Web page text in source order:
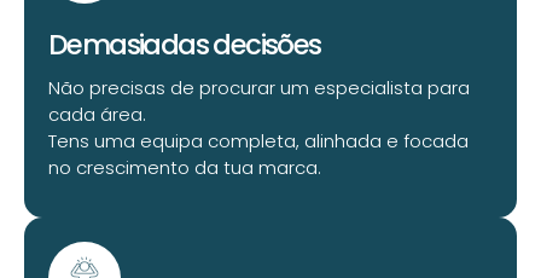
Demasiadas decisões
Não precisas de procurar um especialista para
cada área.
Tens uma equipa completa, alinhada e focada
no crescimento da tua marca.